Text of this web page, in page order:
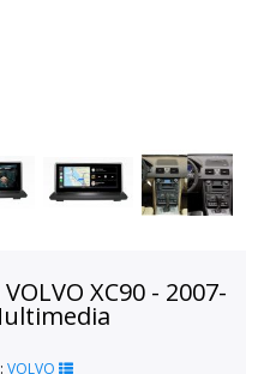
XC90 - 2007-
VOLVO